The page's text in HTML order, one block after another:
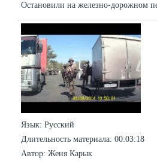
Остановили на железно-дорожном
Язык: Русский
Длительность материала: 00:03:18
Автор: Женя Карык